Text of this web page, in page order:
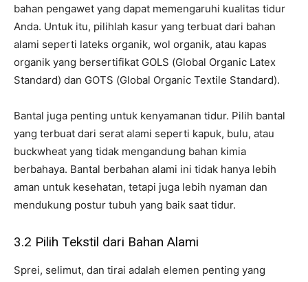
bahan pengawet yang dapat memengaruhi kualitas tidur
Anda. Untuk itu, pilihlah kasur yang terbuat dari bahan
alami seperti lateks organik, wol organik, atau kapas
organik yang bersertifikat GOLS (Global Organic Latex
Standard) dan GOTS (Global Organic Textile Standard).
Bantal juga penting untuk kenyamanan tidur. Pilih bantal
yang terbuat dari serat alami seperti kapuk, bulu, atau
buckwheat yang tidak mengandung bahan kimia
berbahaya. Bantal berbahan alami ini tidak hanya lebih
aman untuk kesehatan, tetapi juga lebih nyaman dan
mendukung postur tubuh yang baik saat tidur.
3.2 Pilih Tekstil dari Bahan Alami
Sprei, selimut, dan tirai adalah elemen penting yang